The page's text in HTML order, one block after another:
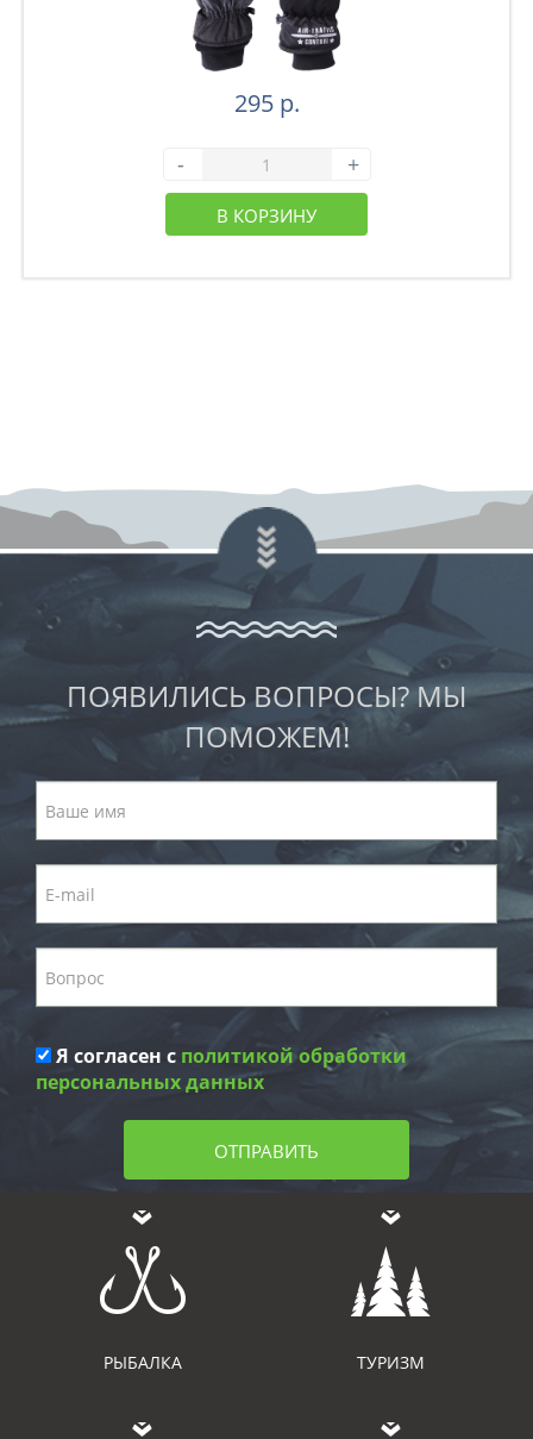
295 р.
- +
В КОРЗИНУ
ПОЯВИЛИСЬ ВОПРОСЫ? МЫ
ПОМОЖЕМ!
Я согласен с политикой обработки
персональных данных
ОТПРАВИТЬ
РЫБАЛКА ТУРИЗМ